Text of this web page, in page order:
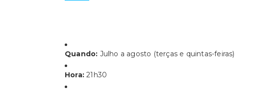
Quando: Julho a agosto (terças e quintas-feiras)
Hora: 21h30